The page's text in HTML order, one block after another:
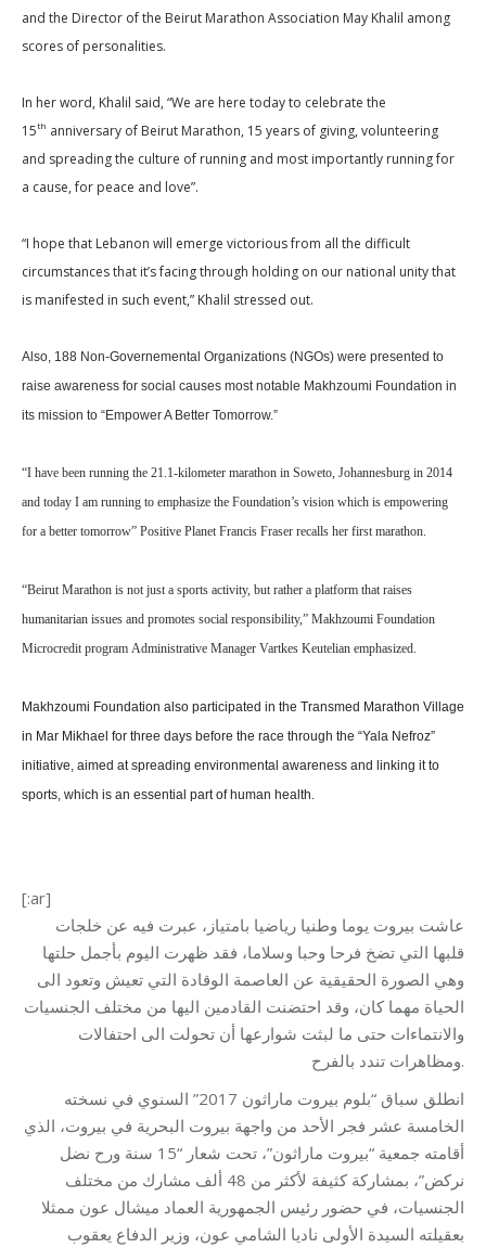
and the Director of the Beirut Marathon Association May Khalil among
scores of personalities.
In her word, Khalil said, “We are here today to celebrate the
15th anniversary of Beirut Marathon, 15 years of giving, volunteering
and spreading the culture of running and most importantly running for
a cause, for peace and love”.
“I hope that Lebanon will emerge victorious from all the difficult
circumstances that it’s facing through holding on our national unity that
is manifested in such event,” Khalil stressed out.
Also, 188 Non-Governemental Organizations (NGOs) were presented to
raise awareness for social causes most notable Makhzoumi Foundation in
its mission to “Empower A Better Tomorrow.”
“I have been running the 21.1-kilometer marathon in Soweto, Johannesburg in 2014
and today I am running to emphasize the Foundation’s vision which is empowering
for a better tomorrow” Positive Planet Francis Fraser recalls her first marathon.
“Beirut Marathon is not just a sports activity, but rather a platform that raises
humanitarian issues and promotes social responsibility,” Makhzoumi Foundation
Microcredit program Administrative Manager Vartkes Keutelian emphasized.
Makhzoumi Foundation also participated in the Transmed Marathon Village
in Mar Mikhael for three days before the race through the “Yala Nefroz”
initiative, aimed at spreading environmental awareness and linking it to
sports, which is an essential part of human health.
[:ar]
عاشت بيروت يوما وطنيا رياضيا بامتياز، عبرت فيه عن خلجات
قلبها التي تضخ فرحا وحبا وسلاما، فقد ظهرت اليوم بأجمل حلتها
وهي الصورة الحقيقية عن العاصمة الوقادة التي تعيش وتعود الى
الحياة مهما كان، وقد احتضنت القادمين اليها من مختلف الجنسيات
والانتماءات حتى ما لبثت شوارعها أن تحولت الى احتفالات
ومظاهرات تندد بالفرح.
انطلق سباق “بلوم بيروت ماراثون 2017” السنوي في نسخته
الخامسة عشر فجر الأحد من واجهة بيروت البحرية في بيروت، الذي
أقامته جمعية “بيروت ماراثون”، تحت شعار “15 سنة ورح نضل
نركض”، بمشاركة كثيفة لأكثر من 48 ألف مشارك من مختلف
الجنسيات، في حضور رئيس الجمهورية العماد ميشال عون ممثلا
بعقيلته السيدة الأولى ناديا الشامي عون، وزير الدفاع يعقوب